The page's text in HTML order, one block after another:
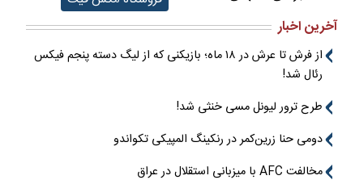
آخرین اخبار
از فرش تا عرش در ۱۸ ماه؛ بازیکنی که از لیگ دسته پنجم فیکس
رئال شد!
طرح ترور لیونل مسی خنثی شد!
دومی حنا زرین‌کمر در رنکینگ المپیکی تکواندو
مخالفت AFC با میزبانی استقلال در عراق